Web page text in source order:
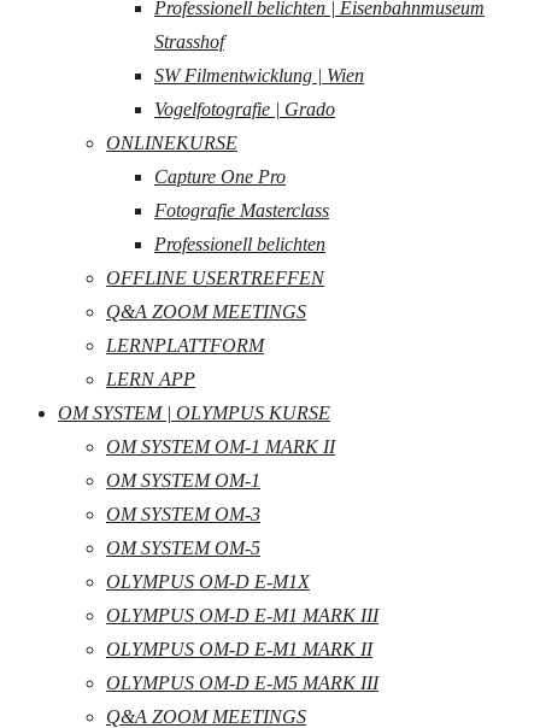
Professionell belichten | Eisenbahnmuseum
Strasshof
SW Filmentwicklung | Wien
Vogelfotografie | Grado
ONLINEKURSE
Capture One Pro
Fotografie Masterclass
Professionell belichten
OFFLINE USERTREFFEN
Q&A ZOOM MEETINGS
LERNPLATTFORM
LERN APP
OM SYSTEM | OLYMPUS KURSE
OM SYSTEM OM-1 MARK II
OM SYSTEM OM-1
OM SYSTEM OM-3
OM SYSTEM OM-5
OLYMPUS OM-D E-M1X
OLYMPUS OM-D E-M1 MARK III
OLYMPUS OM-D E-M1 MARK II
OLYMPUS OM-D E-M5 MARK III
Q&A ZOOM MEETINGS